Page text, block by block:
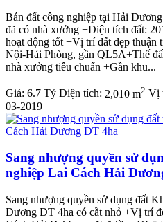
Bán đất công nghiệp tại Hải
đã có nhà xưởng +Diện tích đất:
hoạt động tốt +Vị trí đất đẹp thuận
Nội-Hải Phòng, gần QL5A+Thế
nhà xưởng tiêu chuẩn +Gần khu...
Giá: 6.7 Tỷ Diện tích: 2,010 m2 Vị
03-2019
Sang nhượng quyền sử
nghiệp Lai Cách Hải
Sang nhượng quyền sử dụng đất
Dương DT 4ha có cắt nhỏ +Vị trí